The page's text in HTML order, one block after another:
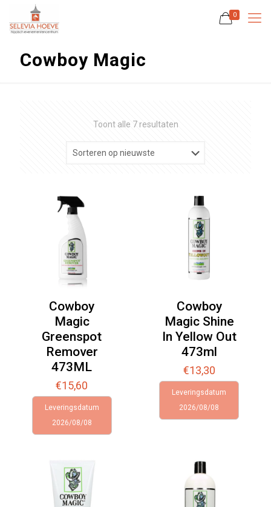
0
Cowboy Magic
Toont alle 7 resultatenGesorteerd
nieuwste
Cowboy
Magic
Greenspot
Remover
473ML
€15,60
Leveringsdatum
2026/08/08
Cowboy
Magic Shine
In Yellow Out
473ml
€13,30
Leveringsdatum
2026/08/08